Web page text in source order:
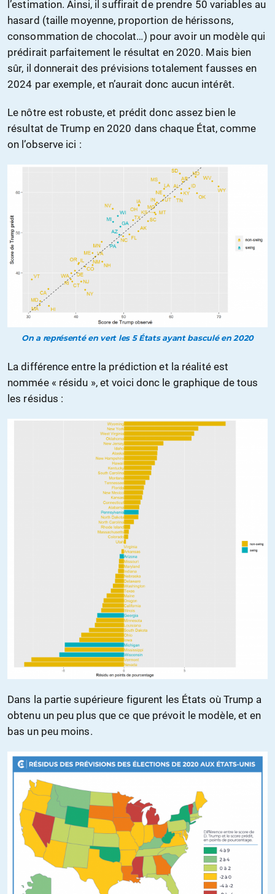
l’estimation. Ainsi, il suffirait de prendre 50 variables au
hasard (taille moyenne, proportion de hérissons,
consommation de chocolat…) pour avoir un modèle qui
prédirait parfaitement le résultat en 2020. Mais bien
sûr, il donnerait des prévisions totalement fausses en
2024 par exemple, et n’aurait donc aucun intérêt.
Le nôtre est robuste, et prédit donc assez bien le
résultat de Trump en 2020 dans chaque État, comme
on l’observe ici :
On a représenté en vert les 5 États ayant basculé en 2020
La différence entre la prédiction et la réalité est
nommée « résidu », et voici donc le graphique de tous
les résidus :
Dans la partie supérieure figurent les États où Trump a
obtenu un peu plus que ce que prévoit le modèle, et en
bas un peu moins.